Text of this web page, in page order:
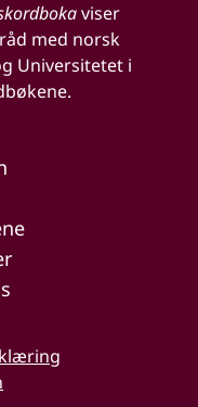
viser
med norsk
Universitetet i